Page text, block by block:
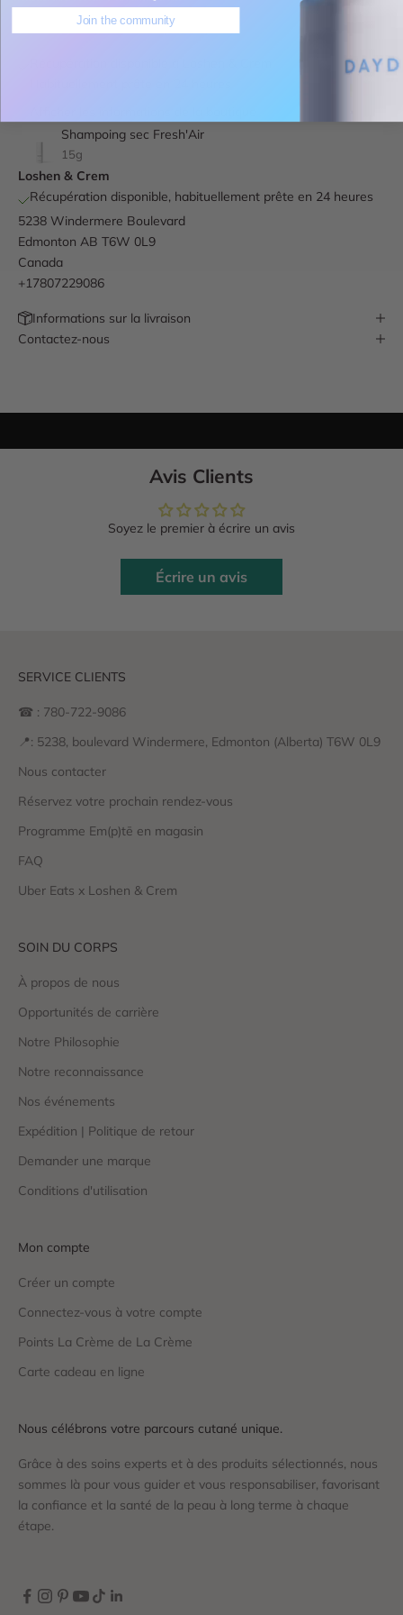
Shampoing sec Fresh'Air
15g
Loshen & Crem
Récupération disponible, habituellement prête en 24 heures
5238 Windermere Boulevard
Edmonton AB T6W 0L9
Canada
+17807229086
Informations sur la livraison
Contactez-nous
Avis Clients
Soyez le premier à écrire un avis
Écrire un avis
SERVICE CLIENTS
☎ : 780-722-9086
📍: 5238, boulevard Windermere, Edmonton (Alberta) T6W 0L9
Nous contacter
Réservez votre prochain rendez-vous
Programme Em(p)tē en magasin
FAQ
Uber Eats x Loshen & Crem
SOIN DU CORPS
À propos de nous
Opportunités de carrière
Notre Philosophie
Notre reconnaissance
Nos événements
Expédition | Politique de retour
Demander une marque
Conditions d'utilisation
Mon compte
Créer un compte
Connectez-vous à votre compte
Points La Crème de La Crème
Carte cadeau en ligne
Nous célébrons votre parcours cutané unique.
Grâce à des soins experts et à des produits sélectionnés, nous
sommes là pour vous guider et vous responsabiliser, favorisant
la confiance et la santé de la peau à long terme à chaque
étape.
Join the community